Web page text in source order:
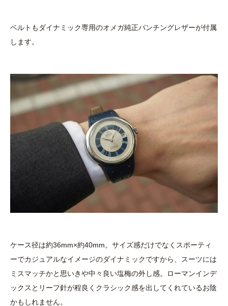
ベルトもダイナミック専用のオメガ純正パンチングレザーが付属
します。
ケース径は約36mm×約40mm。サイズ感だけでなくスポーティ
ーでカジュアルなイメージのダイナミックですから、スーツには
ミスマッチかと思いきや中々良い塩梅の外し感。ローマンインデ
ックスとリーフ針が程良くクラシック感を出してくれているお陰
かもしれません。